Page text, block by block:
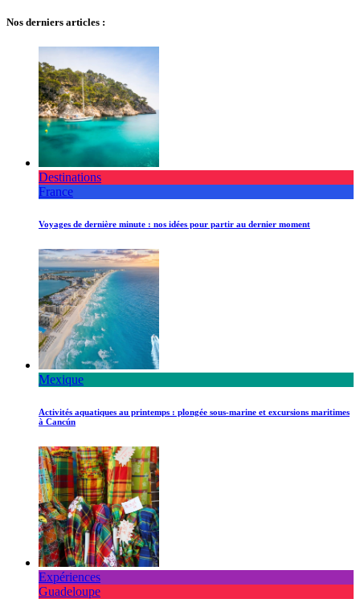
Nos derniers articles :
Destinations
France
Voyages de dernière minute : nos idées pour partir au dernier moment
Mexique
Activités aquatiques au printemps : plongée sous-marine et excursions maritimes
à Cancún
Expériences
Guadeloupe